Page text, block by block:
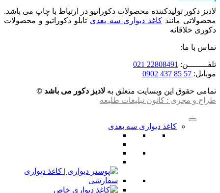
لادیز دکور تولیدکننده محصولات دکوراتیو در ارتباط با چاپ می باشد.
محصولاتی مانندکاغذ دیواری سه بعدی تابلو دکوراتیو و محصولات
دکوری خلاقانه
تماس با ما:
تلفــــــــن: 22808491 021
موبایل: 57 85 437 0902
تمامی حقوق این وبسایت متعلق به لادیز دکور می باشد ©
طراح و مجری : کانون تبلیغات طلیعه
کاغذ دیواری سه بعدی